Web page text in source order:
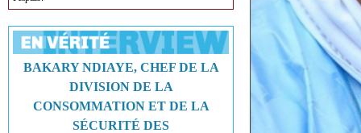
BAKARY NDIAYE, CHEF DE LA
DIVISION DE LA
CONSOMMATION ET DE LA
SÉCURITÉ DES